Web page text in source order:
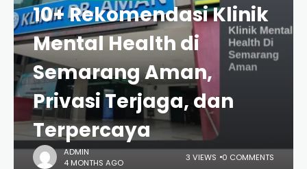
10+ Rekomendasi Klinik
Mental Health di
Semarang Aman,
Privasi Terjaga, dan
Terpercaya
ADMIN
4 MONTHS AGO
3 VIEWS 0 COMMENTS